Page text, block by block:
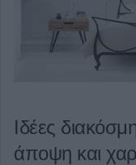
Ιδέες
άποψη και